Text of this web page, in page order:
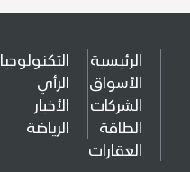
الرئيسية
الأسواق
الشركات
الطاقة
العقارات
التكنولوجيا
الرأي
الأخبار
الرياضة